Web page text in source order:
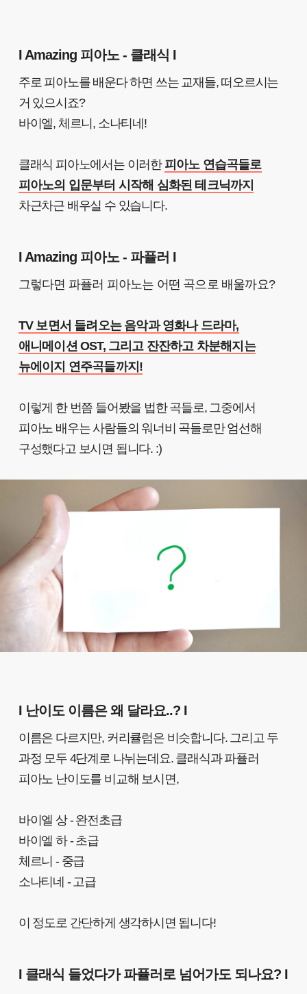
I Amazing 피아노 - 클래식 I
주로 피아노를 배운다 하면 쓰는 교재들, 떠오르시는
거 있으시죠?
바이엘, 체르니, 소나티네!
클래식 피아노에서는 이러한 피아노 연습곡들로
피아노의 입문부터 시작해 심화된 테크닉까지
차근차근 배우실 수 있습니다.
I Amazing 피아노 - 파퓰러 I
그렇다면 파퓰러 피아노는 어떤 곡으로 배울까요?
TV 보면서 들려오는 음악과 영화나 드라마,
애니메이션 OST, 그리고 잔잔하고 차분해지는
뉴에이지 연주곡들까지!
이렇게 한 번쯤 들어봤을 법한 곡들로, 그중에서
피아노 배우는 사람들의 워너비 곡들로만 엄선해
구성했다고 보시면 됩니다. :)
I 난이도 이름은 왜 달라요..? I
이름은 다르지만, 커리큘럼은 비슷합니다. 그리고 두
과정 모두 4단계로 나뉘는데요. 클래식과 파퓰러
피아노 난이도를 비교해 보시면,
바이엘 상 - 완전초급
바이엘 하 - 초급
체르니 - 중급
소나티네 - 고급
이 정도로 간단하게 생각하시면 됩니다!
I 클래식 들었다가 파퓰러로 넘어가도 되나요? I